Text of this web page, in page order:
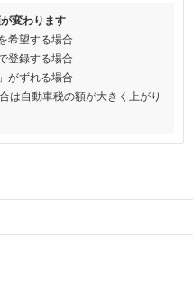
変わります
希望する場合
登録する場合
がずれる場合
は自動車税の額が大きく上がり